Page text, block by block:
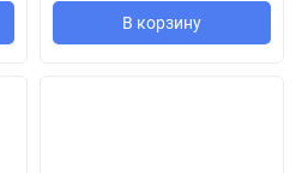
В корзину